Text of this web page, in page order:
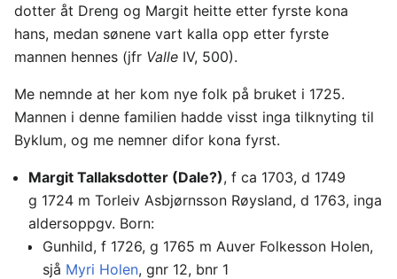
dotter åt Dreng og Margit heitte etter fyrste kona
hans, medan sønene vart kalla opp etter fyrste
mannen hennes (jfr Valle IV, 500).
Me nemnde at her kom nye folk på bruket i 1725.
Mannen i denne familien hadde visst inga tilknyting til
Byklum, og me nemner difor kona fyrst.
Margit Tallaksdotter (Dale?), f ca 1703, d 1749
g 1724 m Torleiv Asbjørnsson Røysland, d 1763, inga
aldersoppgv. Born:
Gunhild, f 1726, g 1765 m Auver Folkesson Holen,
sjå Myri Holen, gnr 12, bnr 1